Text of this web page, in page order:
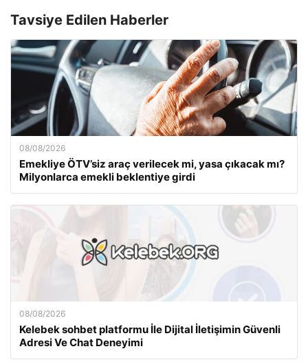
Tavsiye Edilen Haberler
08/08/2026
Emekliye ÖTV’siz araç verilecek mi, yasa çıkacak mı?
Milyonlarca emekli beklentiye girdi
08/08/2026
Kelebek sohbet platformu İle Dijital İletişimin Güvenli
Adresi Ve Chat Deneyimi